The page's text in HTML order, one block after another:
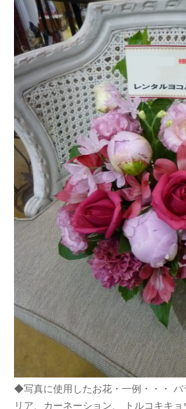
◆写真に使用したお花・一例・・・ バ
リア、カーネーション、 トルコキキ